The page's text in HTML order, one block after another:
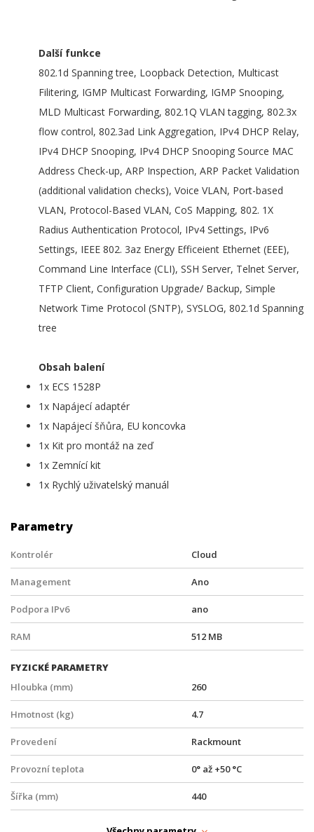
Další funkce
802.1d Spanning tree, Loopback Detection, Multicast
Filitering, IGMP Multicast Forwarding, IGMP Snooping,
MLD Multicast Forwarding, 802.1Q VLAN tagging, 802.3x
flow control, 802.3ad Link Aggregation, IPv4 DHCP Relay,
IPv4 DHCP Snooping, IPv4 DHCP Snooping Source MAC
Address Check-up, ARP Inspection, ARP Packet Validation
(additional validation checks), Voice VLAN, Port-based
VLAN, Protocol-Based VLAN, CoS Mapping, 802. 1X
Radius Authentication Protocol, IPv4 Settings, IPv6
Settings, IEEE 802. 3az Energy Efficeient Ethernet (EEE),
Command Line Interface (CLI), SSH Server, Telnet Server,
TFTP Client, Configuration Upgrade/ Backup, Simple
Network Time Protocol (SNTP), SYSLOG, 802.1d Spanning
tree
Obsah balení
1x ECS 1528P
1x Napájecí adaptér
1x Napájecí šňůra, EU koncovka
1x Kit pro montáž na zeď
1x Zemnící kit
1x Rychlý uživatelský manuál
Parametry
Kontrolér Cloud
Management Ano
Podpora IPv6 ano
RAM 512 MB
FYZICKÉ PARAMETRY
Hloubka (mm)
260
Hmotnost (kg) 4.7
Provedení Rackmount
Provozní teplota 0° až +50 °C
Šířka (mm) 440